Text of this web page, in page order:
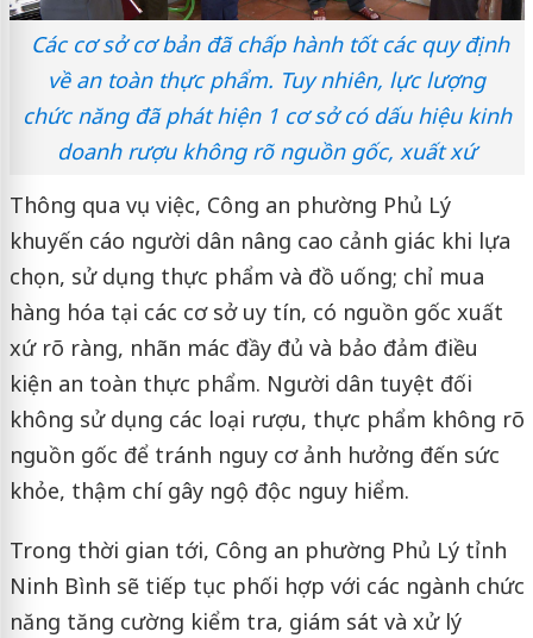
Các cơ sở cơ bản đã chấp hành tốt các quy định
về an toàn thực phẩm. Tuy nhiên, lực lượng
chức năng đã phát hiện 1 cơ sở có dấu hiệu kinh
doanh rượu không rõ nguồn gốc, xuất xứ
Thông qua vụ việc, Công an phường Phủ Lý
khuyến cáo người dân nâng cao cảnh giác khi lựa
chọn, sử dụng thực phẩm và đồ uống; chỉ mua
hàng hóa tại các cơ sở uy tín, có nguồn gốc xuất
xứ rõ ràng, nhãn mác đầy đủ và bảo đảm điều
kiện an toàn thực phẩm. Người dân tuyệt đối
không sử dụng các loại rượu, thực phẩm không rõ
nguồn gốc để tránh nguy cơ ảnh hưởng đến sức
khỏe, thậm chí gây ngộ độc nguy hiểm.
Trong thời gian tới, Công an phường Phủ Lý tỉnh
Ninh Bình sẽ tiếp tục phối hợp với các ngành chức
năng tăng cường kiểm tra, giám sát và xử lý